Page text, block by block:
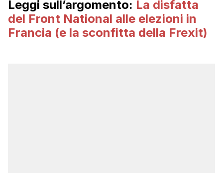
Leggi sull’argomento: La disfatta
del Front National alle elezioni in
Francia (e la sconfitta della Frexit)